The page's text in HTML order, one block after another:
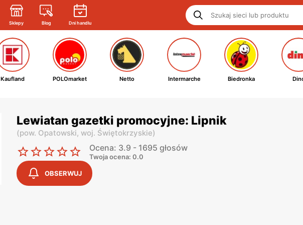
Sklepy Blog Dni handlu
Kaufland POLOmarket Netto Intermarche Biedronka
Lewiatan gazetki promocyjne: Lipnik
(pow. Opatowski, woj. Świętokrzyskie)
Ocena: 3.9 - 1695 głosów
Twoja ocena: 0.0
OBSERWUJ